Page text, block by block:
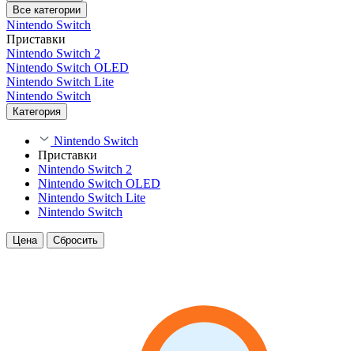
Все категории
Nintendo Switch
Приставки
Nintendo Switch 2
Nintendo Switch OLED
Nintendo Switch Lite
Nintendo Switch
Категория
Nintendo Switch
Приставки
Nintendo Switch 2
Nintendo Switch OLED
Nintendo Switch Lite
Nintendo Switch
Цена Сбросить